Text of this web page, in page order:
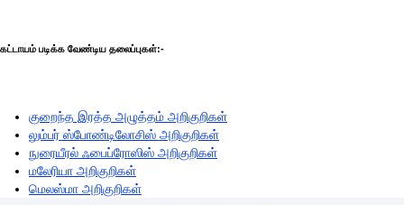
கட்டாயம் படிக்க வேண்டிய தலைப்புகள்:-
குறைந்த இரத்த அழுத்தம் அறிகுறிகள்
லும்பர் ஸ்போண்டிலோசிஸ் அறிகுறிகள்
நுரையீரல் ஃபைப்ரோஸிஸ் அறிகுறிகள்
மலேரியா அறிகுறிகள்
மெலஸ்மா அறிகுறிகள்